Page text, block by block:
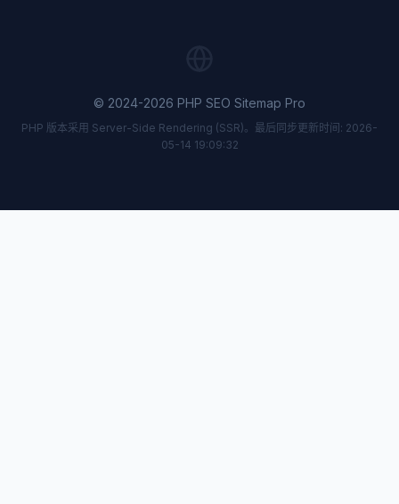
© 2024-2026 PHP SEO Sitemap Pro
PHP 版本采用 Server-Side Rendering (SSR)。最后同步更新时间: 2026-
05-14 19:09:32